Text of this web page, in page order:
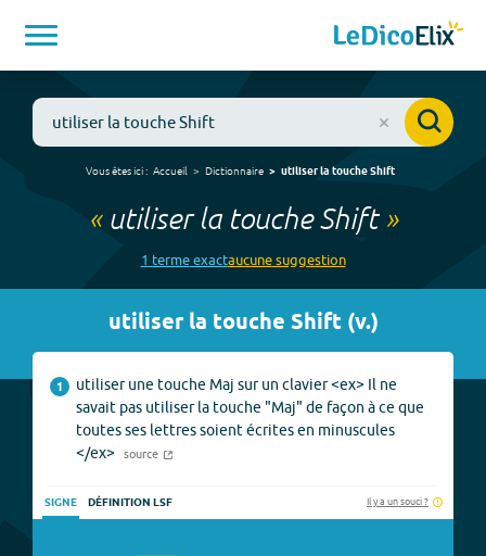
Vous êtes ici : Accueil Dictionnaire utiliser la touche Shift
« utiliser la touche Shift»
1 termeexactaucunesuggestion
utiliser la touche Shift(v.)
1
utiliser une touche Maj sur un clavier <ex> Il ne
savait pas utiliser la touche "Maj" de façon à ce que
toutes ses lettres soient écrites en minuscules
</ex>
source
SIGNE DÉFINITION LSF Il y a un souci ?